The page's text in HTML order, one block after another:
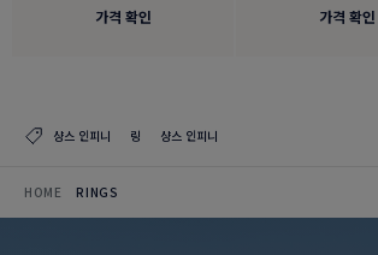
가격 확인 가격 확인
샹스 인피니 링 샹스 인피니
HOME RINGS